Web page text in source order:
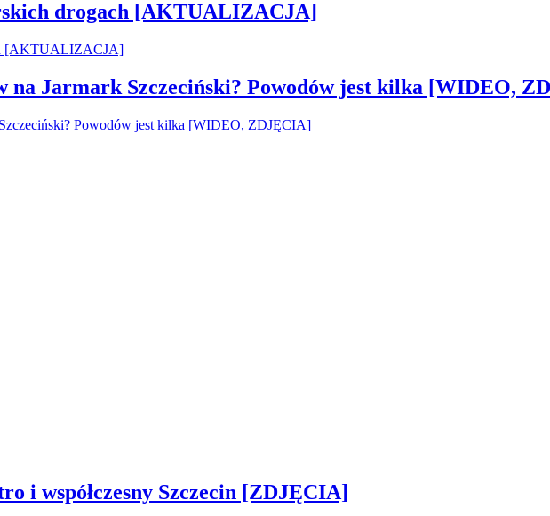
drogach [AKTUALIZACJA]
na Jarmark Szczeciński? Powodów jest kilka [WIDEO,
i współczesny Szczecin [ZDJĘCIA]